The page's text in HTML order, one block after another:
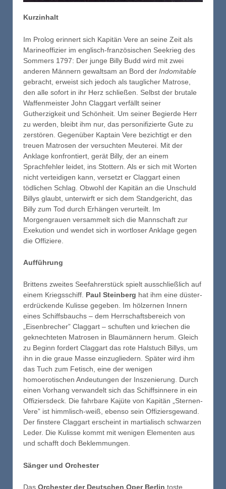
Kurzinhalt
Im Prolog erinnert sich Kapitän Vere an seine Zeit als
Marineoffizier im englisch-französischen Seekrieg des
Sommers 1797: Der junge Billy Budd wird mit zwei
anderen Männern gewaltsam an Bord der Indomitable
gebracht, erweist sich jedoch als tauglicher Matrose,
den alle sofort in ihr Herz schließen. Selbst der brutale
Waffenmeister John Claggart verfällt seiner
Gutherzigkeit und Schönheit. Um seiner Begierde Herr
zu werden, bleibt ihm nur, das personifizierte Gute zu
zerstören. Gegenüber Kaptain Vere bezichtigt er den
treuen Matrosen der versuchten Meuterei. Mit der
Anklage konfrontiert, gerät Billy, der an einem
Sprachfehler leidet, ins Stottern. Als er sich mit Worten
nicht verteidigen kann, versetzt er Claggart einen
tödlichen Schlag. Obwohl der Kapitän an die Unschuld
Billys glaubt, unterwirft er sich dem Standgericht, das
Billy zum Tod durch Erhängen verurteilt. Im
Morgengrauen versammelt sich die Mannschaft zur
Exekution und wendet sich in wortloser Anklage gegen
die Offiziere.
Aufführung
Brittens zweites Seefahrerstück spielt ausschließlich auf
einem Kriegsschiff. Paul Steinberg hat ihm eine düster-
erdrückende Kulisse gegeben. Im hölzernen Innern
eines Schiffsbauchs – dem Herrschaftsbereich von
„Eisenbrecher” Claggart – schuften und kriechen die
geknechteten Matrosen in Blaumännern herum. Gleich
zu Beginn fordert Claggart das rote Halstuch Billys, um
ihn in die graue Masse einzugliedern. Später wird ihm
das Tuch zum Fetisch, eine der wenigen
homoerotischen Andeutungen der Inszenierung. Durch
einen Vorhang verwandelt sich das Schiffsinnere in ein
Offiziersdeck. Die fahrbare Kajüte von Kapitän „Sternen-
Vere” ist himmlisch-weiß, ebenso sein Offiziersgewand.
Der finstere Claggart erscheint in martialisch schwarzen
Leder. Die Kulisse kommt mit wenigen Elementen aus
und schafft doch Beklemmungen.
Sänger und Orchester
Das Orchester der Deutschen Oper Berlin toste